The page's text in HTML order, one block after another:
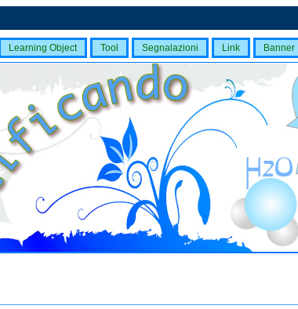
Learning Object Tool Segnalazioni Link Banner